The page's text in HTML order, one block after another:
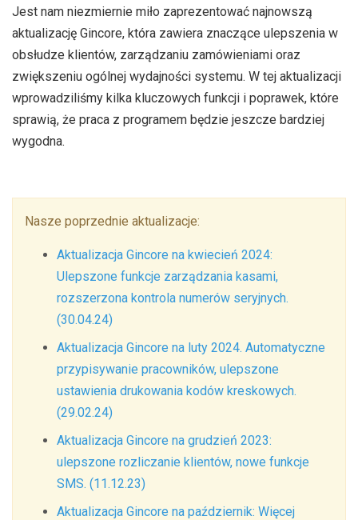
Jest nam niezmiernie miło zaprezentować najnowszą
aktualizację Gincore, która zawiera znaczące ulepszenia w
obsłudze klientów, zarządzaniu zamówieniami oraz
zwiększeniu ogólnej wydajności systemu. W tej aktualizacji
wprowadziliśmy kilka kluczowych funkcji i poprawek, które
sprawią, że praca z programem będzie jeszcze bardziej
wygodna.
Nasze poprzednie aktualizacje:
Aktualizacja Gincore na kwiecień 2024:
Ulepszone funkcje zarządzania kasami,
rozszerzona kontrola numerów seryjnych.
(30.04.24)
Aktualizacja Gincore na luty 2024. Automatyczne
przypisywanie pracowników, ulepszone
ustawienia drukowania kodów kreskowych.
(29.02.24)
Aktualizacja Gincore na grudzień 2023:
ulepszone rozliczanie klientów, nowe funkcje
SMS. (11.12.23)
Aktualizacja Gincore na październik: Więcej